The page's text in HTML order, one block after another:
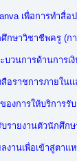
เพื่อการทำสื่
กษาวิชาชีพครู (ก
บวนการด้านการเ
สือราชการภายใน
องการให้บริการรั
รายงานตัวนักศึก
งานเพื่อเข้าสู่ตา